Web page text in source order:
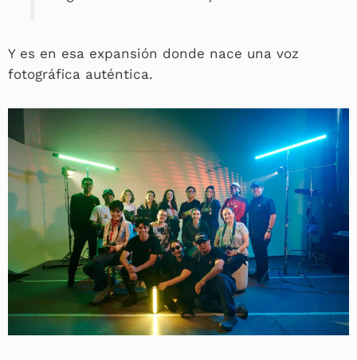
Y es en esa expansión donde nace una voz
fotográfica auténtica.